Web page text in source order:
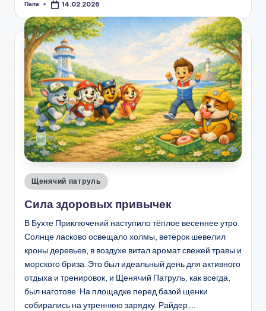
Запись
Папа 14.02.2026
Опубликовано
Щенячий патруль
Сила здоровых привычек
В Бухте Приключений наступило тёплое весеннее утро.
Солнце ласково освещало холмы, ветерок шевелил
кроны деревьев, в воздухе витал аромат свежей травы и
морского бриза. Это был идеальный день для активного
отдыха и тренировок, и Щенячий Патруль, как всегда,
был наготове. На площадке перед базой щенки
собирались на утреннюю зарядку. Райдер,…